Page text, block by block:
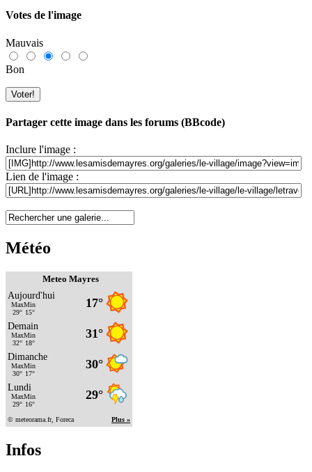
Votes de l'image
Mauvais
Bon
Partager cette image dans les forums (BBcode)
Inclure l'image :
Lien de l'image :
Météo
Meteo Mayres
Infos